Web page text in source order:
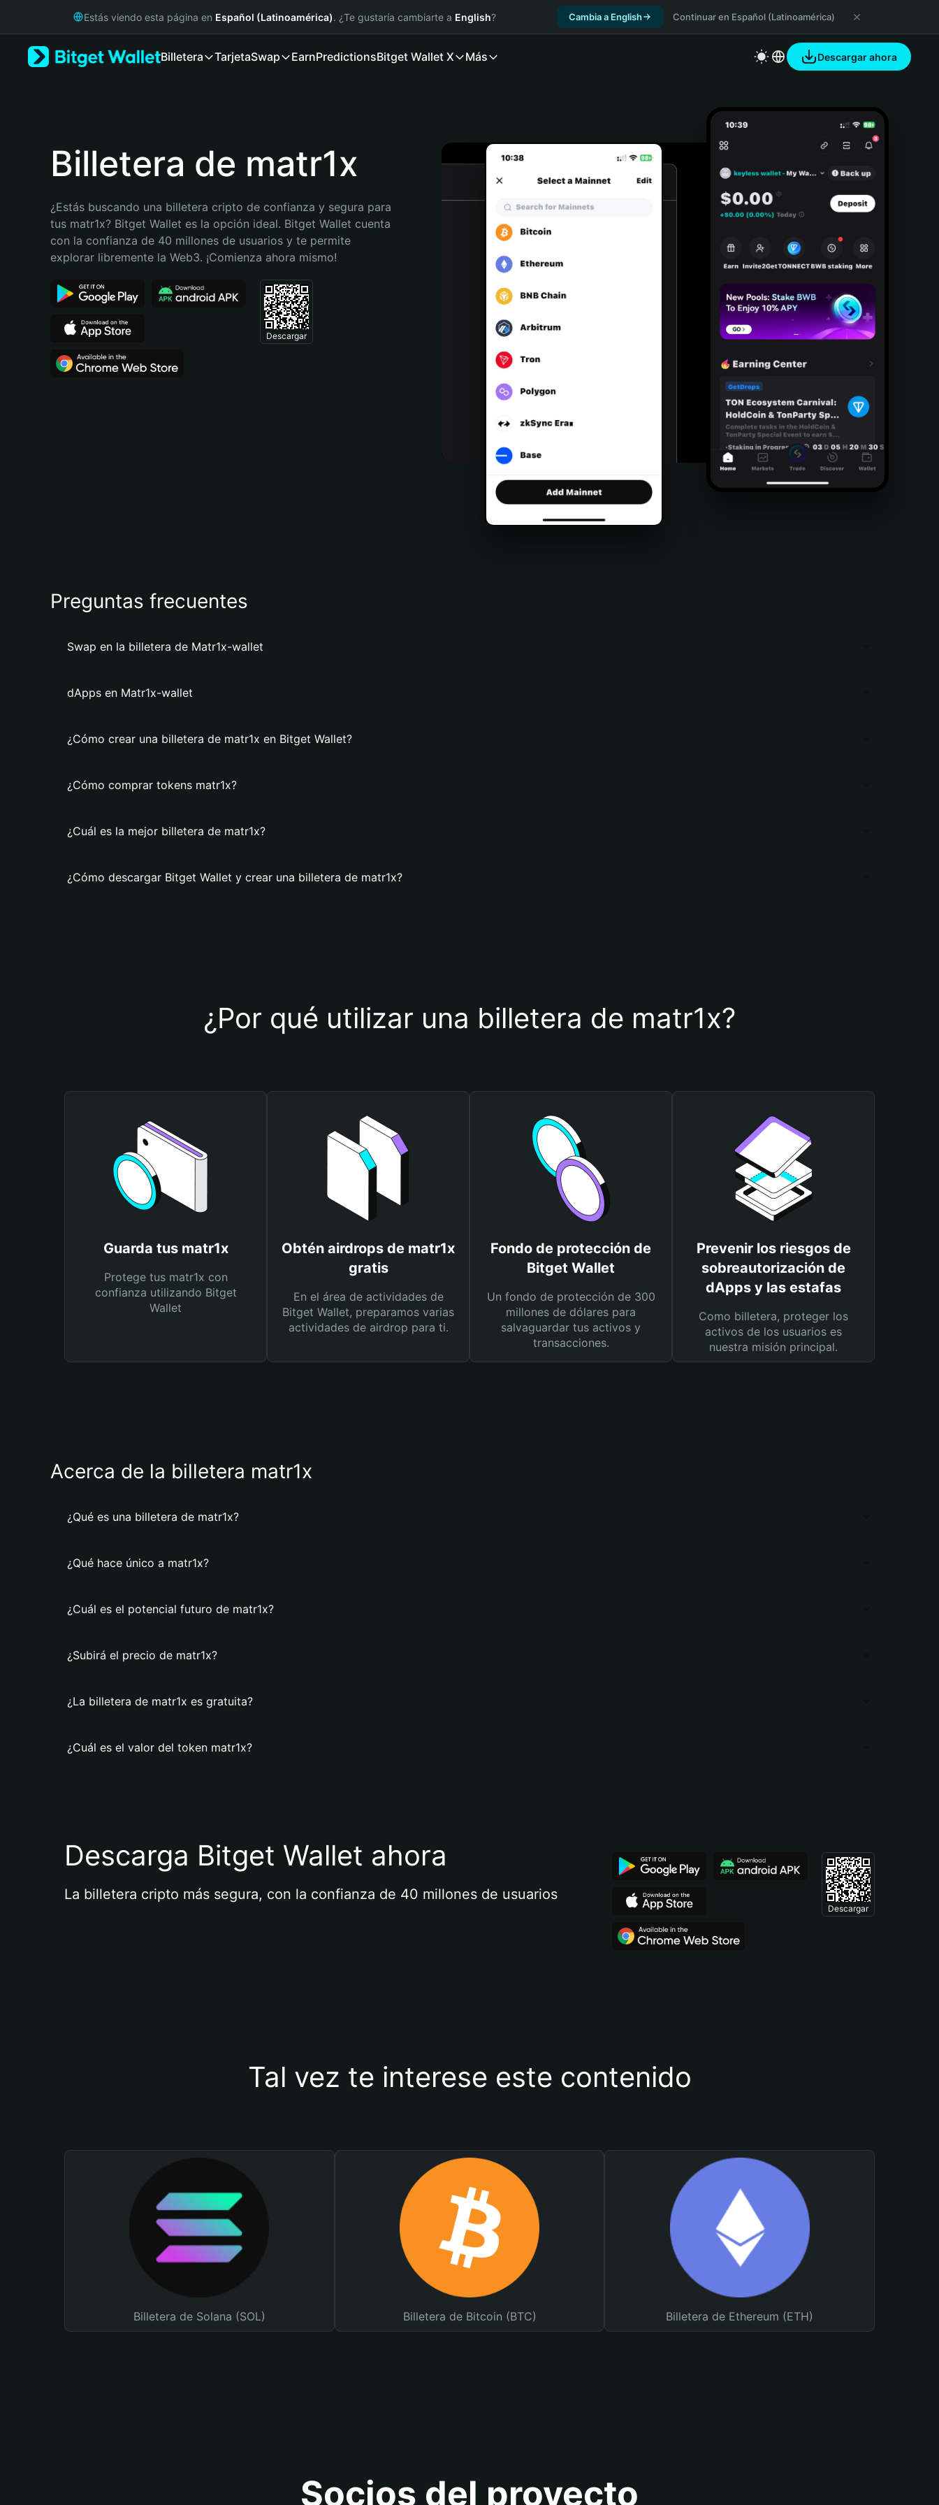
Русский
Bahasa Indonesia
Português (Brasil)
Estás viendo esta página en Español (Latinoamérica). ¿Te gustaría cambiarte a English? Cambia a English Continuar en Español (Latinoamérica)
Billetera TarjetaSwap EarnPredictionsBitget Wallet X Más Descargar ahora
Billetera de matr1x
¿Estás buscando una billetera cripto de confianza y segura para
tus matr1x? Bitget Wallet es la opción ideal. Bitget Wallet cuenta
con la confianza de 40 millones de usuarios y te permite
explorar libremente la Web3. ¡Comienza ahora mismo!
Descargar
Preguntas frecuentes
Swap en la billetera de Matr1x-wallet
dApps en Matr1x-wallet
¿Cómo crear una billetera de matr1x en Bitget Wallet?
¿Cómo comprar tokens matr1x?
¿Cuál es la mejor billetera de matr1x?
¿Cómo descargar Bitget Wallet y crear una billetera de matr1x?
¿Por qué utilizar una billetera de matr1x?
Guarda tus matr1x
Protege tus matr1x con
confianza utilizando Bitget
Wallet
Obtén airdrops de matr1x
gratis
En el área de actividades de
Bitget Wallet, preparamos varias
actividades de airdrop para ti.
Fondo de protección de
Bitget Wallet
Un fondo de protección de 300
millones de dólares para
salvaguardar tus activos y
transacciones.
Prevenir los riesgos de
sobreautorización de
dApps y las estafas
Como billetera, proteger los
activos de los usuarios es
nuestra misión principal.
Acerca de la billetera matr1x
¿Qué es una billetera de matr1x?
¿Qué hace único a matr1x?
¿Cuál es el potencial futuro de matr1x?
¿Subirá el precio de matr1x?
¿La billetera de matr1x es gratuita?
¿Cuál es el valor del token matr1x?
Descarga Bitget Wallet ahora
La billetera cripto más segura, con la confianza de 40 millones de usuarios
Descargar
Tal vez te interese este contenido
Billetera de Solana (SOL) Billetera de Bitcoin (BTC) Billetera de Ethereum (ETH)
Socios del proyecto